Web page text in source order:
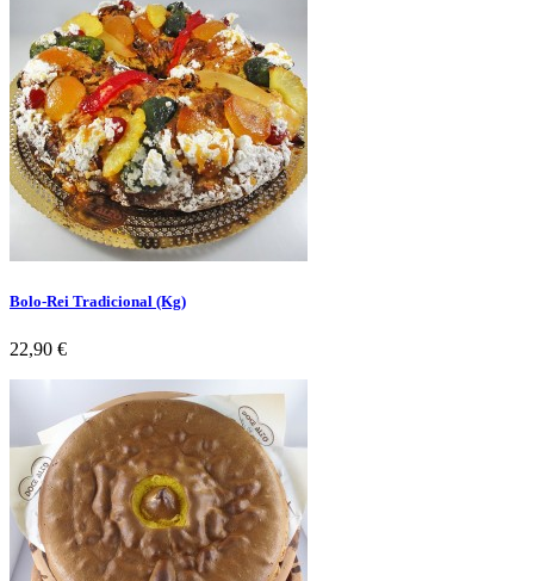
Bolo-Rei Tradicional (Kg)
Preço
22,90 €